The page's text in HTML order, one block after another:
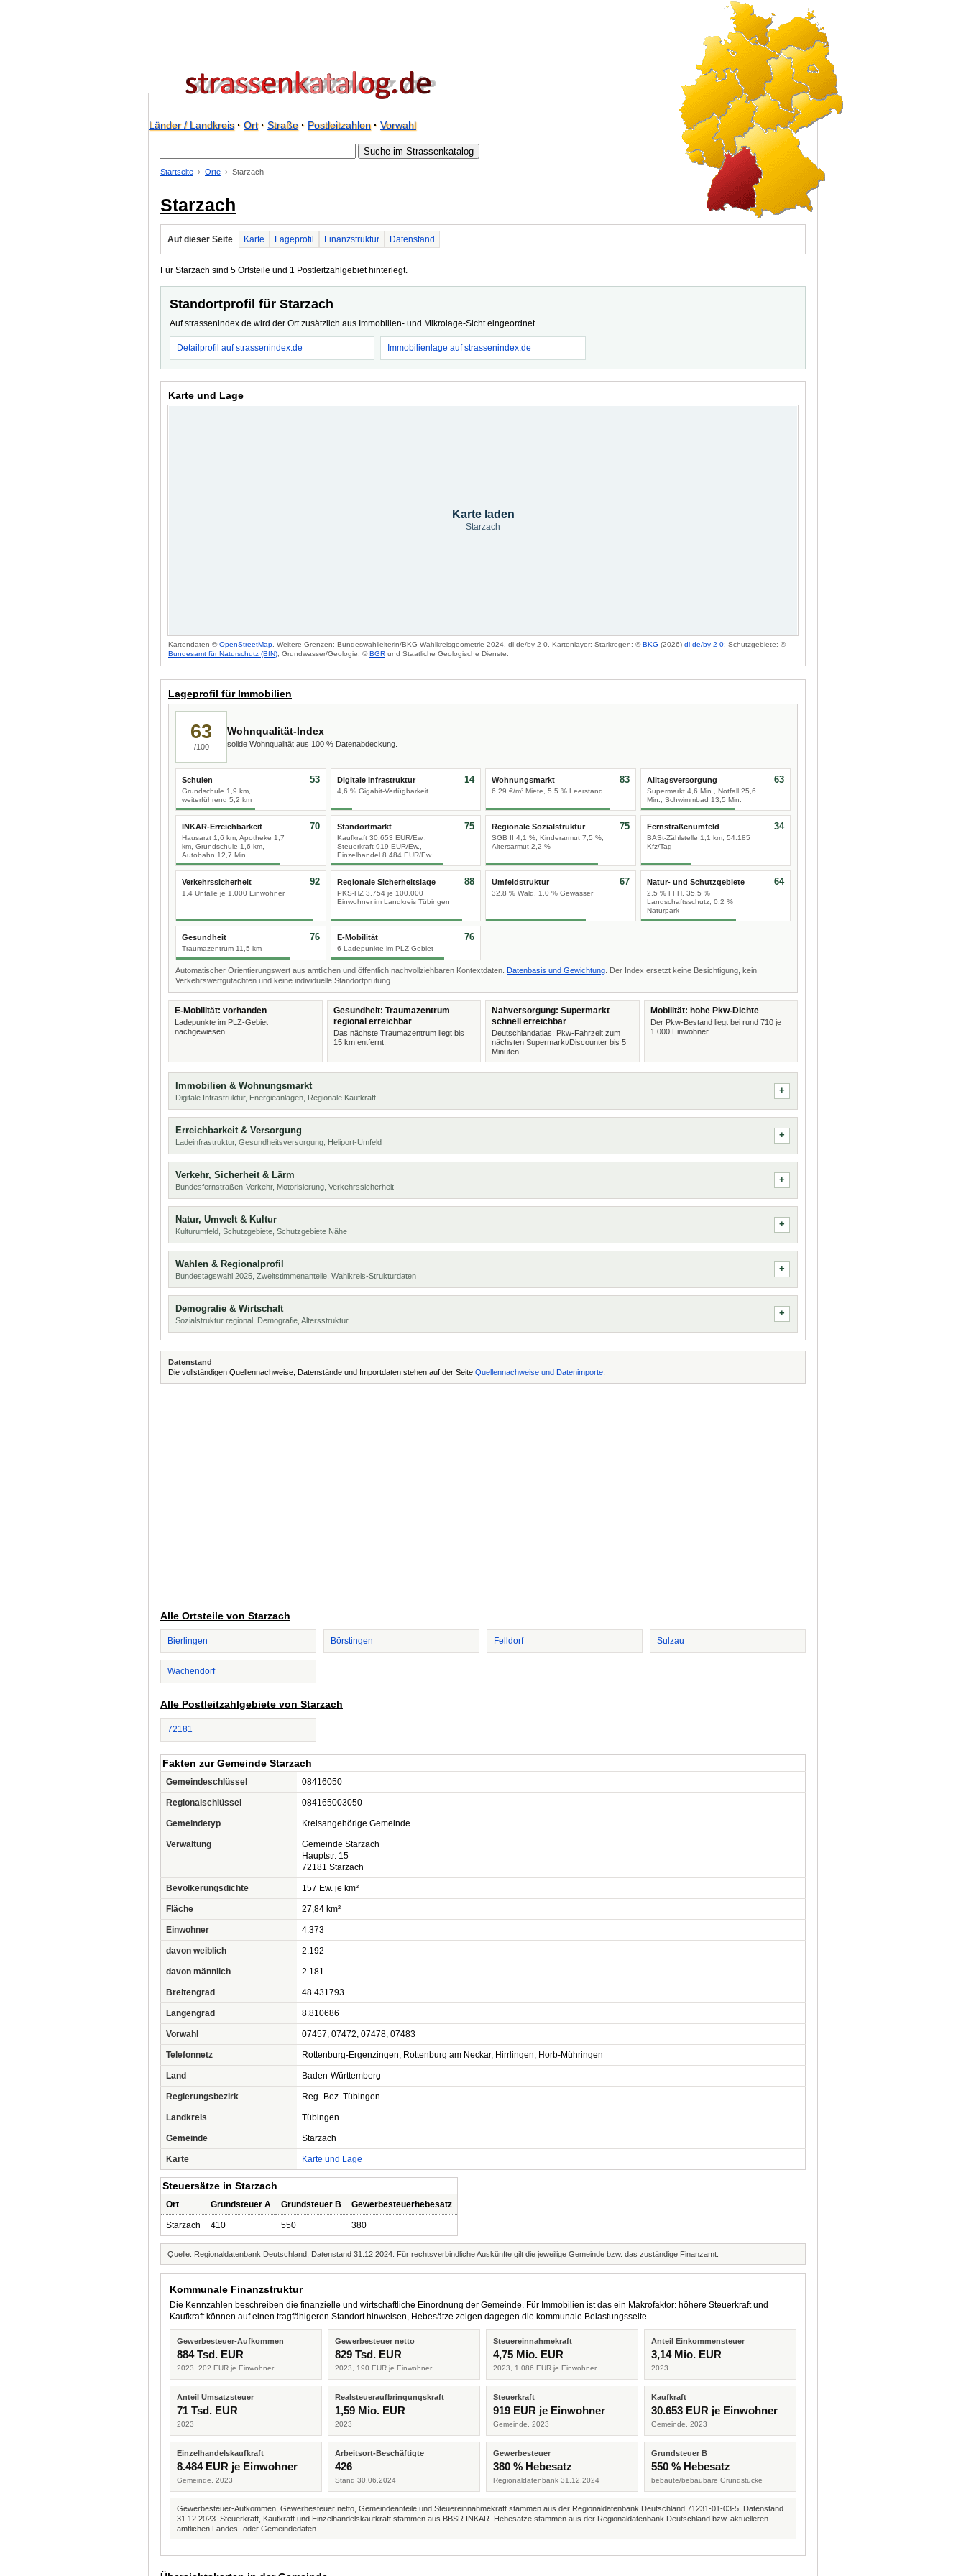
Länder / Landkreis· Ort· Straße· Postleitzahlen· Vorwahl
Startseite Orte Starzach
Starzach
Auf dieser Seite Karte Lageprofil Finanzstruktur Datenstand
Für Starzach sind 5 Ortsteile und 1 Postleitzahlgebiet hinterlegt.
Standortprofil für Starzach
Auf strassenindex.de wird der Ort zusätzlich aus Immobilien- und Mikrolage-Sicht eingeordnet.
Detailprofil auf strassenindex.de Immobilienlage auf strassenindex.de
Karte und Lage
Karte laden
Starzach
Kartendaten ©OpenStreetMap . Weitere Grenzen: Bundeswahlleiterin/BKG Wahlkreisgeometrie 2024, dl-de/by-2-0. Kartenlayer: Starkregen: ©BKG (2026) dl-de/by-2-0; Schutzgebiete: ©
Bundesamt für Naturschutz (BfN); Grundwasser/Geologie: ©BGR und Staatliche Geologische Dienste.
Lageprofil für Immobilien
63
/100
Wohnqualität-Index
solide Wohnqualität aus 100 % Datenabdeckung.
Schulen
Grundschule 1,9 km,
weiterführend 5,2 km
53 Digitale Infrastruktur
4,6 % Gigabit-Verfügbarkeit
14 Wohnungsmarkt
6,29 €/m² Miete, 5,5 % Leerstand
83 Alltagsversorgung
Supermarkt 4,6 Min., Notfall 25,6
Min., Schwimmbad 13,5 Min.
63
INKAR-Erreichbarkeit
Hausarzt 1,6 km, Apotheke 1,7
km, Grundschule 1,6 km,
Autobahn 12,7 Min.
70 Standortmarkt
Kaufkraft 30.653 EUR/Ew.,
Steuerkraft 919 EUR/Ew.,
Einzelhandel 8.484 EUR/Ew.
75 Regionale Sozialstruktur
SGB II 4,1 %, Kinderarmut 7,5 %,
Altersarmut 2,2 %
75 Fernstraßenumfeld
BASt-Zählstelle 1,1 km, 54.185
Kfz/Tag
34
Verkehrssicherheit
1,4 Unfälle je 1.000 Einwohner
92 Regionale Sicherheitslage
PKS-HZ 3.754 je 100.000
Einwohner im Landkreis Tübingen
88 Umfeldstruktur
32,8 % Wald, 1,0 % Gewässer
67 Natur- und Schutzgebiete
2,5 % FFH, 35,5 %
Landschaftsschutz, 0,2 %
Naturpark
64
Gesundheit
Traumazentrum 11,5 km
76 E-Mobilität
6 Ladepunkte im PLZ-Gebiet
76
Automatischer Orientierungswert aus amtlichen und öffentlich nachvollziehbaren Kontextdaten. Datenbasis und Gewichtung . Der Index ersetzt keine Besichtigung, kein
Verkehrswertgutachten und keine individuelle Standortprüfung.
E-Mobilität: vorhanden
Ladepunkte im PLZ-Gebiet
nachgewiesen.
Gesundheit: Traumazentrum
regional erreichbar
Das nächste Traumazentrum liegt bis
15 km entfernt.
Nahversorgung: Supermarkt
schnell erreichbar
Deutschlandatlas: Pkw-Fahrzeit zum
nächsten Supermarkt/Discounter bis 5
Minuten.
Mobilität: hohe Pkw-Dichte
Der Pkw-Bestand liegt bei rund 710 je
1.000 Einwohner.
Immobilien & Wohnungsmarkt
Digitale Infrastruktur, Energieanlagen, Regionale Kaufkraft
Erreichbarkeit & Versorgung
Ladeinfrastruktur, Gesundheitsversorgung, Heliport-Umfeld
Verkehr, Sicherheit & Lärm
Bundesfernstraßen-Verkehr, Motorisierung, Verkehrssicherheit
Natur, Umwelt & Kultur
Kulturumfeld, Schutzgebiete, Schutzgebiete Nähe
Wahlen & Regionalprofil
Bundestagswahl 2025, Zweitstimmenanteile, Wahlkreis-Strukturdaten
Demografie & Wirtschaft
Sozialstruktur regional, Demografie, Altersstruktur
Datenstand
Die vollständigen Quellennachweise, Datenstände und Importdaten stehen auf der Seite Quellennachweise und Datenimporte
Alle Ortsteile von Starzach
Bierlingen Börstingen Felldorf Sulzau
Wachendorf
Alle Postleitzahlgebiete von Starzach
72181
Fakten zur Gemeinde Starzach
Gemeindeschlüssel 08416050
Regionalschlüssel 084165003050
Gemeindetyp Kreisangehörige Gemeinde
Verwaltung
Gemeinde Starzach
Hauptstr. 15
72181 Starzach
Bevölkerungsdichte 157 Ew. je km²
Fläche 27,84 km²
Einwohner 4.373
davon weiblich 2.192
davon männlich 2.181
Breitengrad 48.431793
Längengrad 8.810686
Vorwahl 07457, 07472, 07478, 07483
Telefonnetz Rottenburg-Ergenzingen, Rottenburg am Neckar, Hirrlingen, Horb-Mühringen
Land Baden-Württemberg
Regierungsbezirk Reg.-Bez. Tübingen
Landkreis Tübingen
Gemeinde Starzach
Karte Karte und Lage
Steuersätze in Starzach
Ort Grundsteuer A Grundsteuer B Gewerbesteuerhebesatz
Starzach 410 550 380
Quelle: Regionaldatenbank Deutschland, Datenstand 31.12.2024. Für rechtsverbindliche Auskünfte gilt die jeweilige Gemeinde bzw. das zuständige Finanzamt.
Kommunale Finanzstruktur
Die Kennzahlen beschreiben die finanzielle und wirtschaftliche Einordnung der Gemeinde. Für Immobilien ist das ein Makrofaktor: höhere Steuerkraft und
Kaufkraft können auf einen tragfähigeren Standort hinweisen, Hebesätze zeigen dagegen die kommunale Belastungsseite.
Gewerbesteuer-Aufkommen
884 Tsd. EUR
2023, 202 EUR je Einwohner
Gewerbesteuer netto
829 Tsd. EUR
2023, 190 EUR je Einwohner
Steuereinnahmekraft
4,75 Mio. EUR
2023, 1.086 EUR je Einwohner
Anteil Einkommensteuer
3,14 Mio. EUR
2023
Anteil Umsatzsteuer
71 Tsd. EUR
2023
Realsteueraufbringungskraft
1,59 Mio. EUR
2023
Steuerkraft
919 EUR je Einwohner
Gemeinde, 2023
Kaufkraft
30.653 EUR je Einwohner
Gemeinde, 2023
Einzelhandelskaufkraft
8.484 EUR je Einwohner
Gemeinde, 2023
Arbeitsort-Beschäftigte
426
Stand 30.06.2024
Gewerbesteuer
380 % Hebesatz
Regionaldatenbank 31.12.2024
Grundsteuer B
550 % Hebesatz
bebaute/bebaubare Grundstücke
Gewerbesteuer-Aufkommen, Gewerbesteuer netto, Gemeindeanteile und Steuereinnahmekraft stammen aus der Regionaldatenbank Deutschland 71231-01-03-5, Datenstand
31.12.2023. Steuerkraft, Kaufkraft und Einzelhandelskaufkraft stammen aus BBSR INKAR. Hebesätze stammen aus der Regionaldatenbank Deutschland bzw. aktuelleren
amtlichen Landes- oder Gemeindedaten.